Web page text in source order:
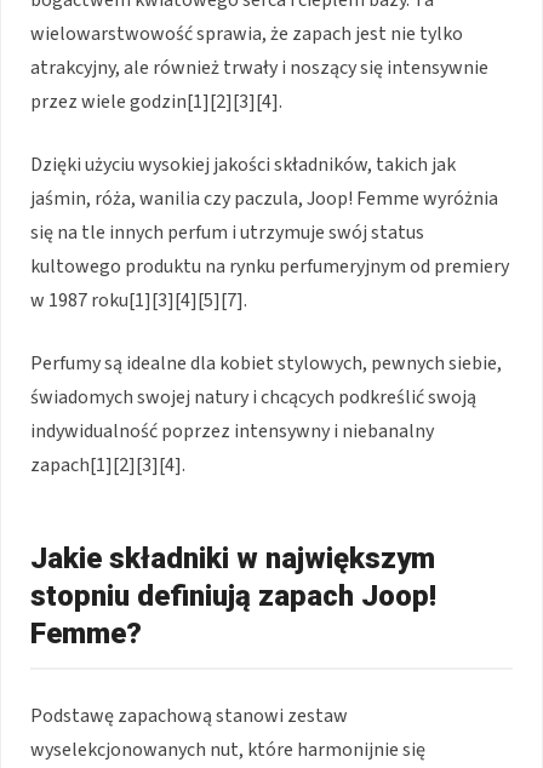
wielowarstwowość sprawia, że zapach jest nie tylko
atrakcyjny, ale również trwały i noszący się intensywnie
przez wiele godzin[1][2][3][4].
Dzięki użyciu wysokiej jakości składników, takich jak
jaśmin, róża, wanilia czy paczula, Joop! Femme wyróżnia
się na tle innych perfum i utrzymuje swój status
kultowego produktu na rynku perfumeryjnym od premiery
w 1987 roku[1][3][4][5][7].
Perfumy są idealne dla kobiet stylowych, pewnych siebie,
świadomych swojej natury i chcących podkreślić swoją
indywidualność poprzez intensywny i niebanalny
zapach[1][2][3][4].
Jakie składniki w największym
stopniu definiują zapach Joop!
Femme?
Podstawę zapachową stanowi zestaw
wyselekcjonowanych nut, które harmonijnie się